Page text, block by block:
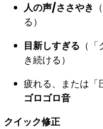
人の声/ささやき
る）
目新しすぎる （
き続ける）
疲れる、または「
ゴロゴロ音
クイック修正